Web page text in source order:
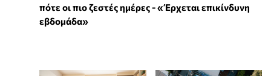
πότε οι πιο ζεστές ημέρες - «Έρχεται επικίνδυνη
εβδομάδα»